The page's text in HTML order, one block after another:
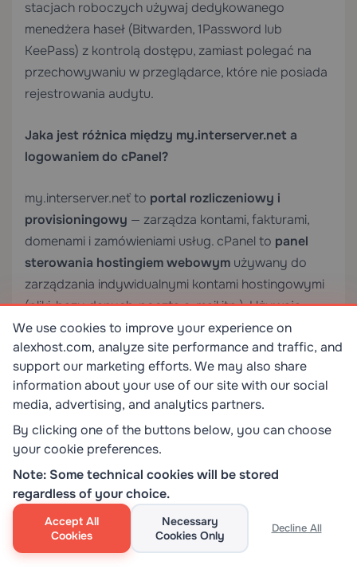
stacjach roboczych używaj dedykowanego
menedżera haseł (Bitwarden, 1Password lub
KeePass) z kontrolą dostępu, zamiast polegać na
przechowywaniu w przeglądarce, które nie posiada
rejestrowania audytu.
Jaka jest różnica między my.interserver.net a
logowaniem do cPanel?
`my.interserver.net` to portal rozliczeniowy i
provisioningowy — zarządza kontami, fakturami,
domenami i zamówieniami usług. cPanel to panel
sterowania hostingiem webowym używany do
zarządzania indywidualnymi kontami hostingowymi
(pliki, bazy danych, poczta e-mail itp.). Używają
oddzielnych danych uwierzytelniających. Dostęp
do cPanel jest zazwyczaj przyznawany przez link
SSO (single-sign-on) w panelu usług
`my.interserver.net` lub bezpośrednio przez nazwę
hosta serwera na porcie 2083.
0 0
ZAOSZCZĘDŹ
We use cookies to improve your experience on
alexhost.com, analyze site performance and traffic, and
support our marketing efforts. We may also share
information about your use of our site with our social
media, advertising, and analytics partners.
By clicking one of the buttons below, you can choose
your cookie preferences.
Note: Some technical cookies will be stored
regardless of your choice.
Accept All
Cookies
Necessary
Cookies Only
Decline All